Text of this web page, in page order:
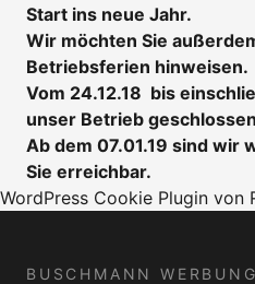
Start ins neue Jahr.
Wir möchten Sie
Betriebsferien hinweisen.
Vom 24.12.18 bis
unser Betrieb
Ab dem 07.01.19 sind wir
Sie erreichbar.
WordPress Cookie Plugin von
BUSCHMANN WERBUNG